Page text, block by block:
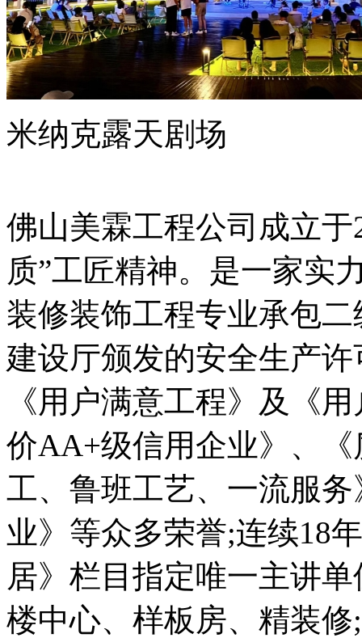
米纳克露天剧场
佛山美霖工程公司成立于
质”工匠精神。是一家实
装修装饰工程专业承包
建设厅颁发的安全生产
《用户满意工程》及《
价AA+级信用企业》、
工、鲁班工艺、一流服
业》等众多荣誉;连续18
居》栏目指定唯一主讲
楼中心、样板房、精装修;